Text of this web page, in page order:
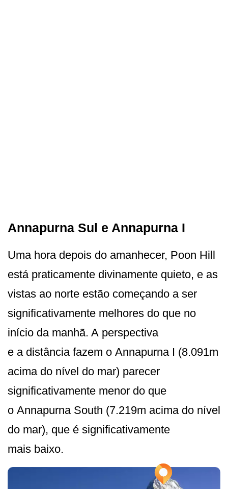
Annapurna Sul e Annapurna I
Uma hora depois do amanhecer, Poon Hill
está praticamente divinamente quieto, e as
vistas ao norte estão começando a ser
significativamente melhores do que no
início da manhã. A perspectiva
e a distância fazem o Annapurna I (8.091m
acima do nível do mar) parecer
significativamente menor do que
o Annapurna South (7.219m acima do nível
do mar), que é significativamente
mais baixo.